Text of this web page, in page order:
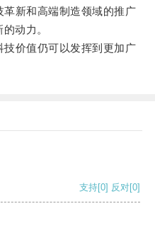
新和高端制造领域的推广
动力。
价值仍可以发挥到更加广
支持[0] 反对[0]